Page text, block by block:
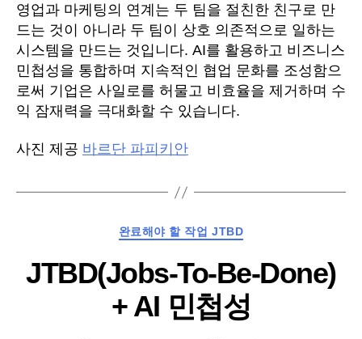
영업과 마케팅의 연계는 두 팀을 절친한 친구로 만
드는 것이 아니라 두 팀이 상호 의존적으로 일하는
시스템을 만드는 것입니다. AI를 활용하고 비즈니스
민첩성을 통합하며 지속적인 협업 문화를 조성함으
로써 기업은 사일로를 허물고 비효율을 제거하며 수
익 잠재력을 극대화할 수 있습니다.
사진 제공 바르단 파피키안
카
고
리
완료해야 할 작업 JTBD
JTBD(Jobs-To-Be-Done)
+ AI 민첩성